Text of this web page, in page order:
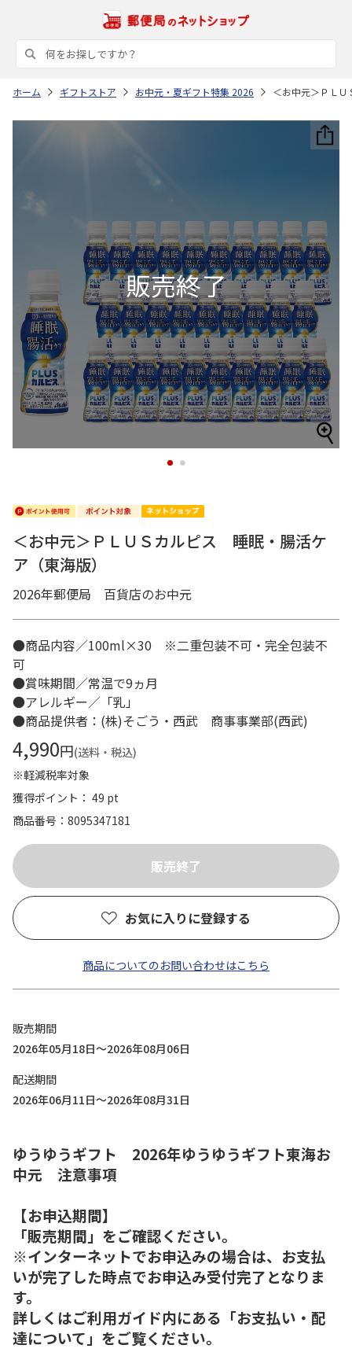
ホーム ギフトストア お中元・夏ギフト特集 2026 ＜お中元＞ＰＬ
1 2
＜お中元＞ＰＬＵＳカルピス 睡眠・腸活ケ
ア（東海版）
2026年郵便局 百貨店のお中元
●商品内容／100ml×30 ※二重包装不可・完全包装不
可
●賞味期間／常温で9ヵ月
●アレルギー／「乳」
●商品提供者：(株)そごう・西武 商事事業部(西武)
4,990円(送料・税込)
※軽減税率対象
獲得ポイント： 49 pt
商品番号
8095347181
お気に入りに登録する
商品についてのお問い合わせはこちら
販売期間
2026年05月18日～2026年08月06日
配送期間
2026年06月11日～2026年08月31日
ゆうゆうギフト 2026年ゆうゆうギフト東海お
中元 注意事項
【お申込期間】
「販売期間」をご確認ください。
※インターネットでお申込みの場合は、お支払
いが完了した時点でお申込み受付完了となりま
す。
詳しくはご利用ガイド内にある「お支払い・配
達について」をご覧ください。